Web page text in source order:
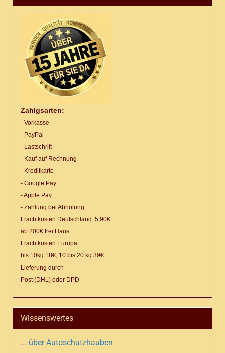
Zahlgsarten:
- Vorkasse
- PayPal
- Lastschrift
- Kauf auf Rechnung
- Kreditkarte
- Google Pay
- Apple Pay
- Zahlung bei Abholung
Frachtkosten Deutschland: 5,90€
ab 200€ frei Haus
Frachtkosten Europa:
bis 10kg 18€, 10 bis 20 kg 39€
Lieferung durch
Post (DHL) oder DPD
Wissenswertes
... über Autoschutzhauben